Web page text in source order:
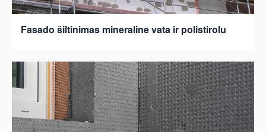
Fasado šiltinimas mineraline vata ir polistirolu